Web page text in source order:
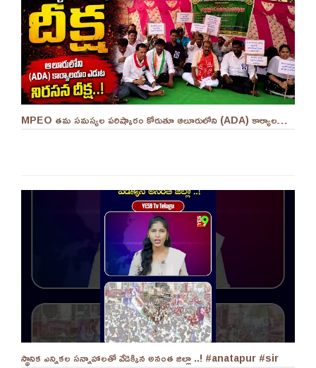
MPEO తమ సమస్యల పరిష్కారం కోరుతూ ఆలూరులోని (ADA) కార్యాలయం ఎదుట దీక్ష ||YES 9TV #kurnool
స్థానిక ఎన్నికల సన్నాహాలతో వేడెక్కిన అనంత జిల్లా ..! #anatapur #sir